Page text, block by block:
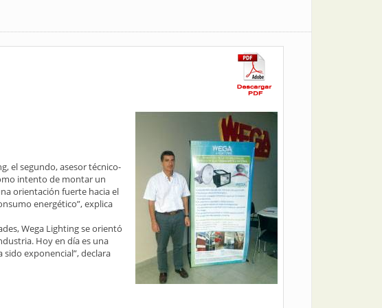
el segundo, asesor técnico-
intento de montar un
orientación fuerte hacia el
energético”, explica
Wega Lighting se orientó
Hoy en día es una
sido exponencial”, declara